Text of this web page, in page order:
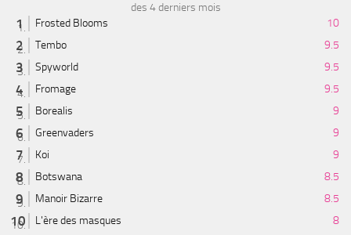
des 4 derniers mois
Frosted Blooms
10
Tembo
9.5
Spyworld
9.5
Fromage
9.5
Borealis
9
Greenvaders
9
Koi
9
Botswana
8.5
Manoir Bizarre
8.5
L'ère des masques
8